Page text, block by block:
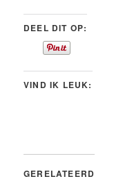
DEEL DIT OP:
VIND IK LEUK:
GERELATEERD